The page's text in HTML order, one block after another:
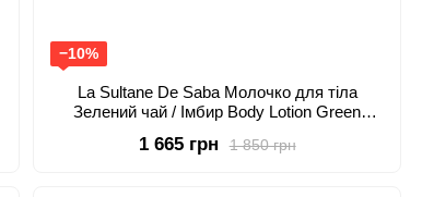
−10%
La Sultanе De Saba Молочко для тіла
Зелений чай / Імбир Body Lotion Green
1 850 грн
1 665 грн